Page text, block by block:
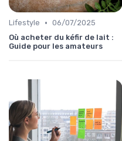
Lifestyle • 06/07/2025
Où acheter du kéfir de lait :
Guide pour les amateurs